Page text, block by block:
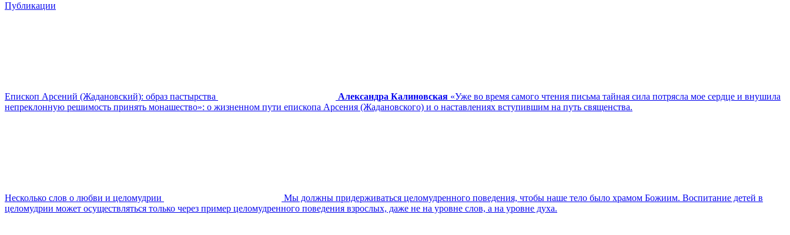
Публикации
Епископ Арсений (Жадановский): образ пастырства Александра Калиновская «Уже во время самого чтения письма тайная сила потрясла мое сердце и внушила
непреклонную решимость принять монашество»: о жизненном пути епископа Арсения (Жадановского) и о наставлениях вступившим на путь священства.
Несколько слов о любви и целомудрии
Мы должны придерживаться целомудренного поведения, чтобы наше тело было храмом Божиим. Воспитание детей в
целомудрии может осуществляться только через пример целомудренного поведения взрослых, даже не на уровне слов, а на уровне духа.